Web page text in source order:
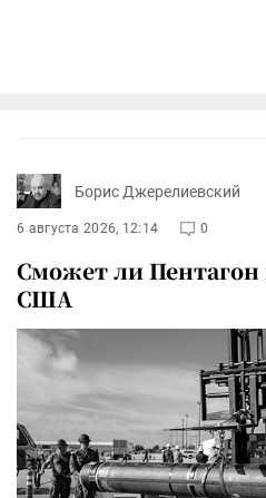
Борис Джерелиевский
6 августа 2026, 12:14 0
Сможет ли
США